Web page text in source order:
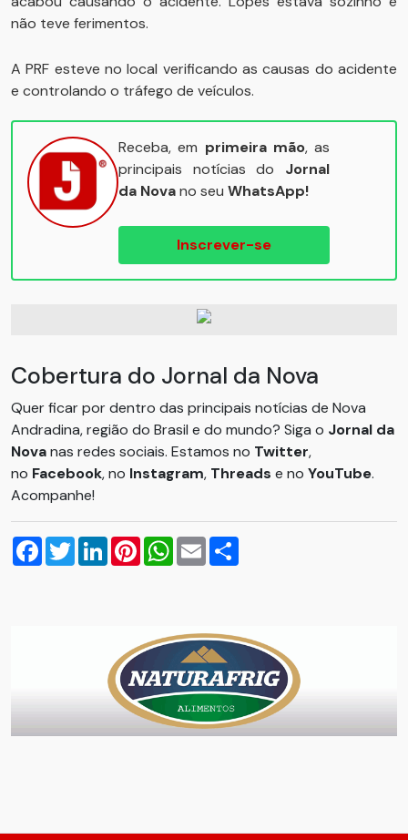
não teve ferimentos.
A PRF esteve no local verificando as causas do acidente
e controlando o tráfego de veículos.
Receba, em primeira mão, as
principais notícias do Jornal
da Novano seu WhatsApp!
Inscrever-se
Cobertura do Jornal da Nova
Quer ficar por dentro das principais notícias de Nova
Andradina, região do Brasil e do mundo? Siga o Jornal da
Novanas redes sociais. Estamos no Twitter,
no Facebook, no Instagram, Threads e no YouTube.
Acompanhe!
Facebook
TwitterLinkedInPinterestWhatsApp
Email